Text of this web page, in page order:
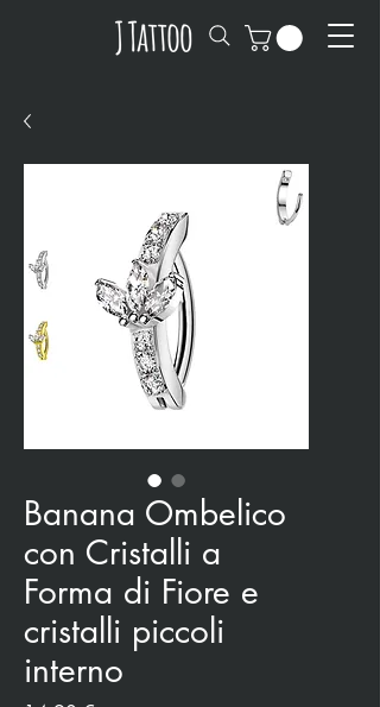
Banana Ombelico
con Cristalli a
Forma di Fiore e
cristalli piccoli
interno